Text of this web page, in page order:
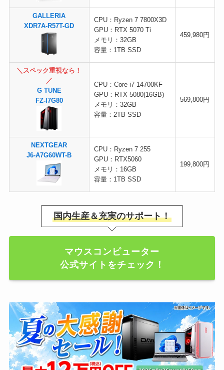
GALLERIA
XDR7A-R57T-GD
CPU：Ryzen 7 7800X3D
GPU：RTX 5070 Ti
メモリ：32GB
容量：1TB SSD
459,980円
＼スペック重視なら！
／
G TUNE
FZ-I7G80
CPU：Core i7 14700KF
GPU：RTX 5080(16GB)
メモリ：32GB
容量：2TB SSD
569,800円
NEXTGEAR
J6-A7G60WT-B
CPU：Ryzen 7 255
GPU：RTX5060
メモリ：16GB
容量：1TB SSD
199,800円
国内生産＆充実のサポート！
マウスコンピューター
公式サイトをチェック！